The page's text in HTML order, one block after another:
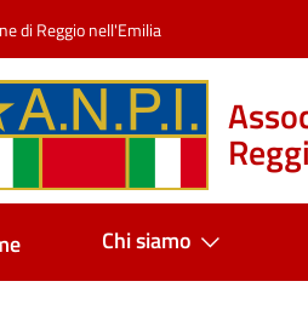
di Reggio nell'Emilia
Chi siamo